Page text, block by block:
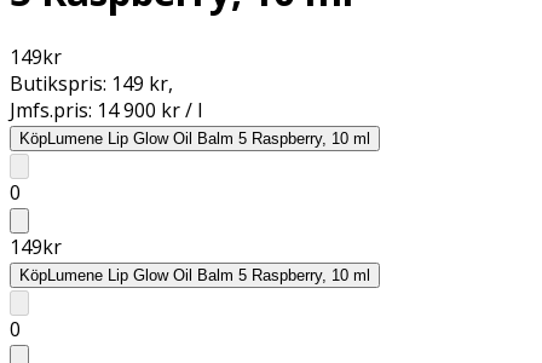
149kr
Butikspris: 149 kr,
Jmfs.pris: 14 900 kr / l
KöpLumene Lip Glow Oil Balm 5 Raspberry, 10 ml
0
149kr
KöpLumene Lip Glow Oil Balm 5 Raspberry, 10 ml
0